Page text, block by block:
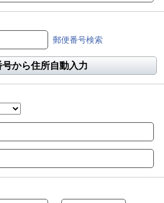
郵便番号検索
号から住所自動入力